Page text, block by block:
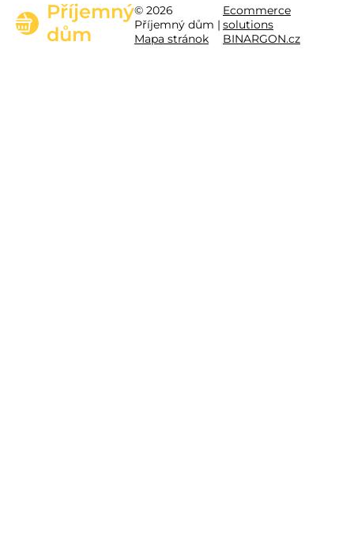
Příjemný
dům
© 2026
Příjemný dům |
Mapa stránok
Ecommerce
solutions
BINARGON.cz